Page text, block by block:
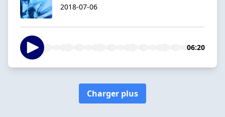
2018-07-06
06:20
Charger plus